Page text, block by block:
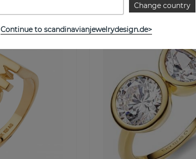
Change country
Continue to scandinavianjewelrydesign.de>